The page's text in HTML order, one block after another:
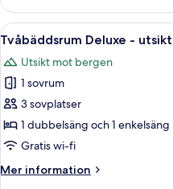
Deluxe
utsikt
bergen
Öppna
alla
foton
för
Tvåbäddsrum
Deluxe
-
mot
6
Tvåbäddsrum Deluxe -
Utsikt mot bergen
1 sovrum
3 sovplatser
1 dubbelsäng och 1 enkelsäng
Gratis wi-fi
Mer information
Mer